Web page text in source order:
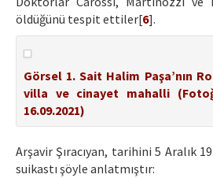
öldüğünü tespit ettiler[6].
Görsel 1. Sait Halim Paşa’nın
villa ve cinayet mahalli
16.09.2021)
Arşavir Şıracıyan, tarihini 5 Aralık
suikastı şöyle anlatmıştır: